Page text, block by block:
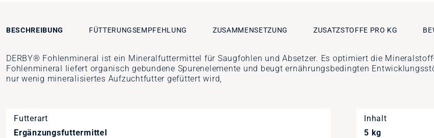
BESCHREIBUNG FÜTTERUNGSEMPFEHLUNG ZUSAMMENSETZUNG ZUSATZSTOFFE PRO KG
DERBY® Fohlenmineral ist ein Mineralfuttermittel für Saugfohlen und Absetzer. Es optimiert die
Fohlenmineral liefert organisch gebundene Spurenelemente und beugt ernährungsbedingten
nur wenig mineralisiertes Aufzuchtfutter gefüttert wird,
Futterart
Ergänzungsfuttermittel
Inhalt
5 kg